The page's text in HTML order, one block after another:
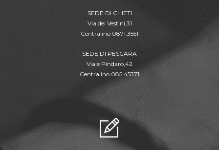
SEDE DI CHIETI
Via dei Vestini,31
Centralino 0871.3551
SEDE DI PESCARA
Viale Pindaro,42
Centralino 085.45371